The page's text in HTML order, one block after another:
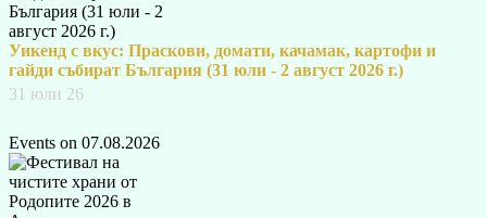
Уикенд с вкус: Праскови, домати, качамак, картофи и
гайди събират България (31 юли - 2 август 2026 г.)
31 юли 26
Events on 07.08.2026